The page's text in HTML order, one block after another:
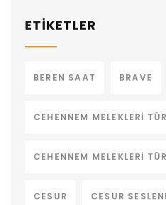
ETİKETLER
BEREN SAAT BRAVE
CEHENNEM MELEKLERI
CEHENNEM MELEKLERI
CESUR CESUR